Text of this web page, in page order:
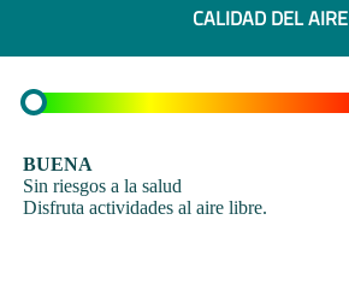
CALIDAD DEL AIRE
BUENA
Sin riesgos a la salud
Disfruta actividades al aire libre.